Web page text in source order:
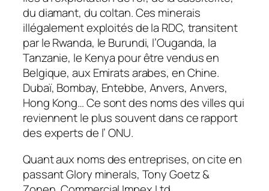
du diamant, du coltan. Ces minerais
illégalement exploités de la RDC, transitent
par le Rwanda, le Burundi, l’Ouganda, la
Tanzanie, le Kenya pour être vendus en
Belgique, aux Emirats arabes, en Chine.
Dubaï, Bombay, Entebbe, Anvers, Anvers,
Hong Kong… Ce sont des noms des villes qui
reviennent le plus souvent dans ce rapport
des experts de l’ ONU.
Quant aux noms des entreprises, on cite en
passant Glory minerals, Tony Goetz &